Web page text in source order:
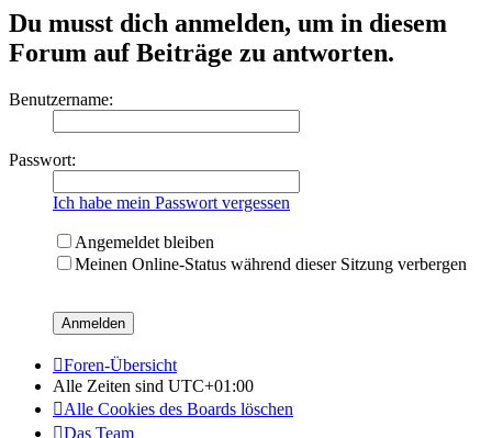
Du musst dich anmelden, um in diesem
Forum auf Beiträge zu antworten.
Benutzername:
Passwort:
Ich habe mein Passwort vergessen
Angemeldet bleiben
Meinen Online-Status während dieser Sitzung verbergen
Foren-Übersicht
Alle Zeiten sind UTC+01:00
Alle Cookies des Boards löschen
Das Team